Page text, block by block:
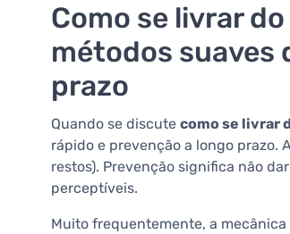
Como se livrar
métodos suaves
prazo
Quando se discute como se livrar
rápido e prevenção a longo prazo.
restos). Prevenção significa não
perceptíveis.
Muito frequentemente, a